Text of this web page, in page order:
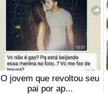
O jovem que revoltou seu
pai por ap...